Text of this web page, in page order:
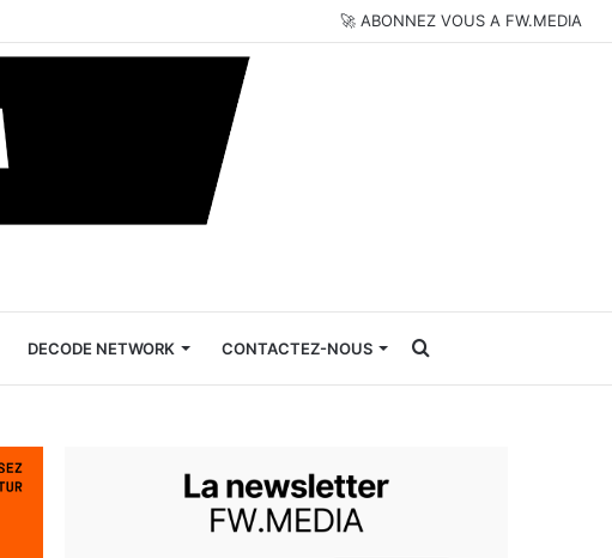
🚀 ABONNEZ VOUS A FW.MEDIA
DECODE NETWORK CONTACTEZ-NOUS Rechercher